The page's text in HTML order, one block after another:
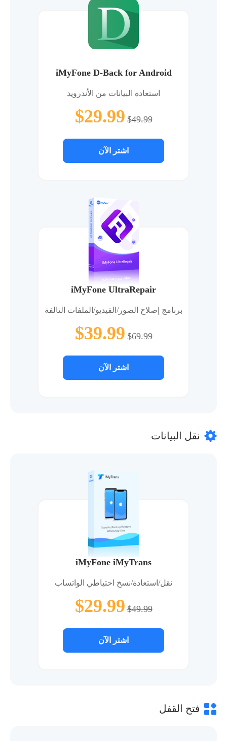
iMyFone D-Back for Android
استعادة البيانات من الأندرويد
$29.99 $49.99
اشتر الآن
iMyFone UltraRepair
برنامج إصلاح الصور/الفيديو/الملفات التالفة
$39.99 $69.99
اشتر الآن
نقل البيانات
iMyFone iMyTrans
نقل/استعادة/نسخ احتياطي الواتساب
$29.99 $49.99
اشتر الآن
فتح القفل